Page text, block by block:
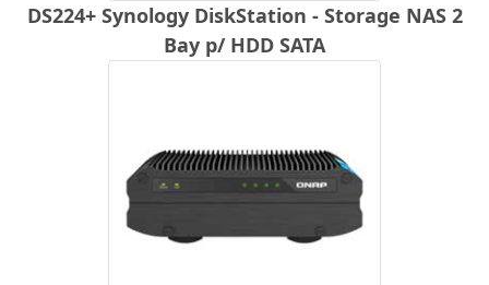
DS224+ Synology DiskStation - Storage NAS 2
Bay p/ HDD SATA